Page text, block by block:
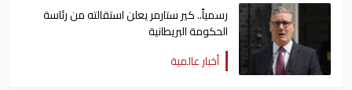
رسمياً.. كير ستارمر يعلن استقالته من رئاسة
الحكومة البريطانية
أخبار عالمية